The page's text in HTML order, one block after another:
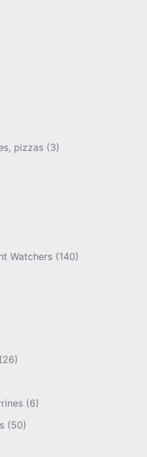
pizzas (3)
Watchers (140)
(26)
(6)
(50)